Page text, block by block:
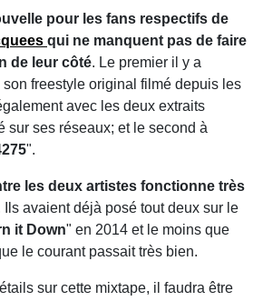
pour les fans respectifs de
qui ne manquent pas de faire
de leur côté. Le premier il y a
freestyle original filmé depuis les
avec les deux extraits
sur ses réseaux; et le second à
".
les deux artistes fonctionne très
Ils avaient déjà posé tout deux sur le
it Down" en 2014 et le moins que
le courant passait très bien.
sur cette mixtape, il faudra être